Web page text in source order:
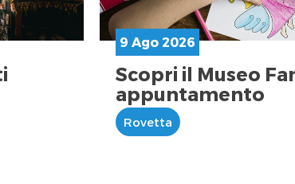
9 Ago 2026
Scopri il Museo
appuntamento
Rovetta